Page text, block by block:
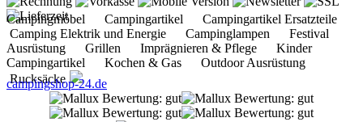
Campingmöbel Campingartikel Campingartikel Ersatzteile
Camping Elektrik und Energie Campinglampen Festival
Ausrüstung Grillen Imprägnieren & Pflege Kinder
Campingartikel Kochen & Gas Outdoor Ausrüstung
Rucksäcke
campingshop-24.de